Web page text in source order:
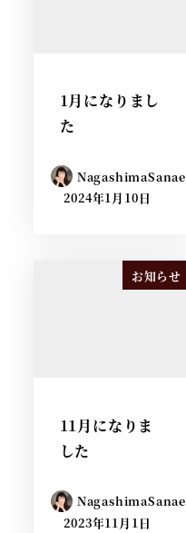
1月になりまし
た
NagashimaSanae
2024年1月10日
お知らせ
11月になりま
した
NagashimaSanae
2023年11月1日